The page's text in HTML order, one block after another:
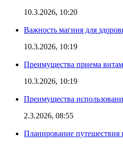
10.3.2026, 10:20
Важность магния для
10.3.2026, 10:19
Преимущества приема
10.3.2026, 10:19
Преимущества
2.3.2026, 08:55
Планирование путешествия